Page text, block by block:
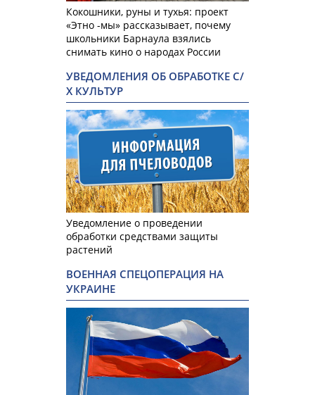
Кокошники, руны и тухья: проект
«Этно -мы» рассказывает, почему
школьники Барнаула взялись
снимать кино о народах России
УВЕДОМЛЕНИЯ ОБ ОБРАБОТКЕ С/
Х КУЛЬТУР
Уведомление о проведении
обработки средствами защиты
растений
ВОЕННАЯ СПЕЦОПЕРАЦИЯ НА
УКРАИНЕ